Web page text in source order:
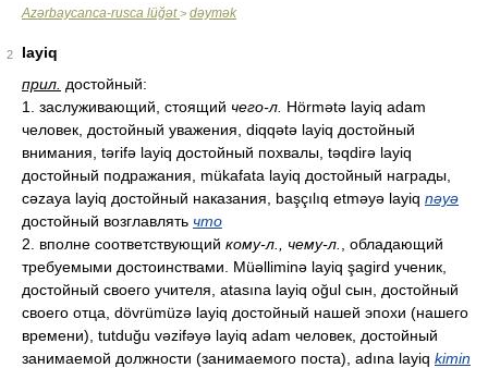
Azərbaycanca-rusca lüğət> dəymək
2
layiq
прил. достойный:
1. заслуживающий, стоящий чего-л. Hörmətə layiq adam
человек, достойный уважения, diqqətə layiq достойный
внимания, tərifə layiq достойный похвалы, təqdirə layiq
достойный подражания, mükafata layiq достойный награды,
cəzaya layiq достойный наказания, başçılıq etməyə layiq nəyə
достойный возглавлять что
2. вполне соответствующий кому-л., чему-л.
, обладающий
требуемыми достоинствами. Müəlliminə layiq şagird ученик,
достойный своего учителя, atasına layiq oğul сын, достойный
своего отца, dövrümüzə layiq достойный нашей эпохи (нашего
времени), tutduğu vəzifəyə layiq adam человек, достойный
занимаемой должности (занимаемого поста), adına layiq kimin